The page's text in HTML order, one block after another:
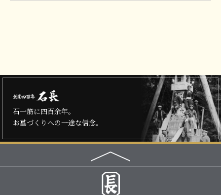
石一筋に四百余年。
お墓づくりへの一途な信念。